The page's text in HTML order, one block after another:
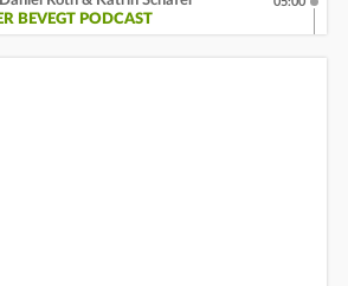
BEVEGT PODCAST